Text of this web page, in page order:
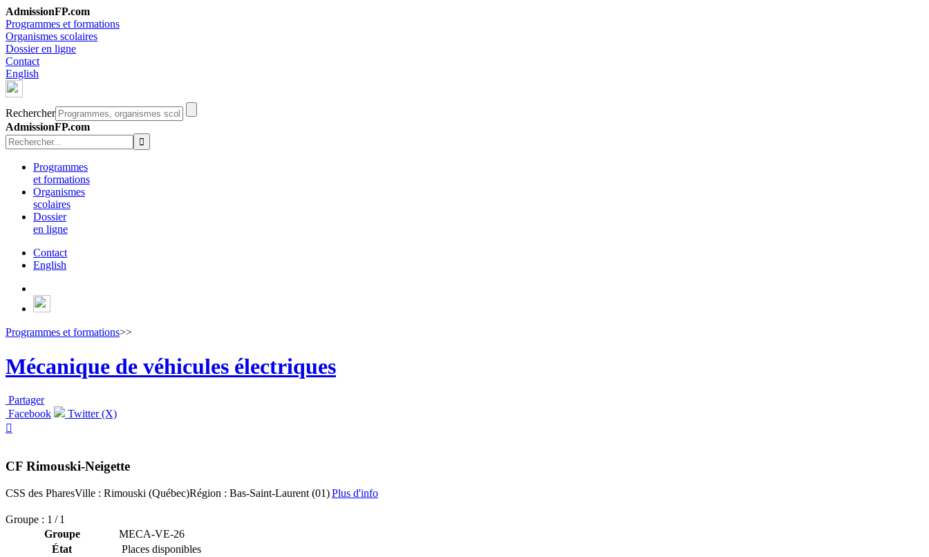
AdmissionFP.com
Programmes et formations
Organismes scolaires
Dossier en ligne
Contact
English
Rechercher
AdmissionFP.com
Programmes
et formations
Organismes
scolaires
Dossier
en ligne
Contact
English
Programmes et formations>>
Mécanique de véhicules électriques
Partager
Facebook
Twitter (X)

CF Rimouski-Neigette
CSS des PharesVille : Rimouski (Québec)Région : Bas-Saint-Laurent (01)Plus d'info
Groupe : 1 / 1
Groupe
MECA-VE-26
État
Places disponibles